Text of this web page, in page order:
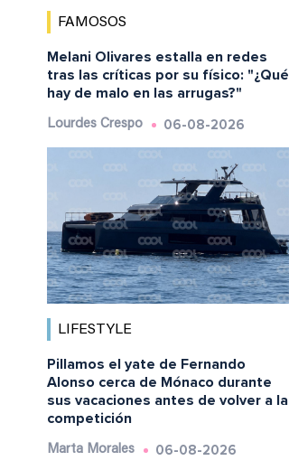
FAMOSOS
Melani Olivares estalla en redes
tras las críticas por su físico: "¿Qué
hay de malo en las arrugas?"
Lourdes Crespo 06-08-2026
LIFESTYLE
Pillamos el yate de Fernando
Alonso cerca de Mónaco durante
sus vacaciones antes de volver a la
competición
Marta Morales 06-08-2026